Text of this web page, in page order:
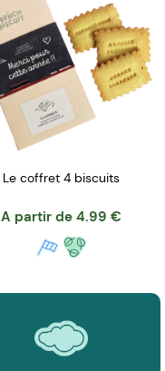
Le coffret 4 biscuits
A partir de 4.99 €